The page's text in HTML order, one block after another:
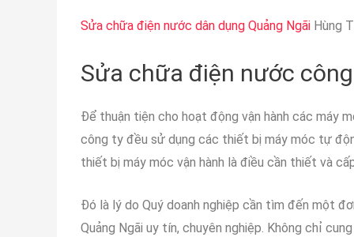
Sửa chữa điện nước dân dụng Quảng Ngãi Hùng
Sửa chữa điện nước
Để thuận tiện cho hoạt động vận hành các máy
công ty đều sử dụng các thiết bị máy móc tự
thiết bị máy móc vận hành là điều cần thiết và
Đó là lý do Quý doanh nghiệp cần tìm đến một
Quảng Ngãi uy tín, chuyên nghiệp. Không chỉ